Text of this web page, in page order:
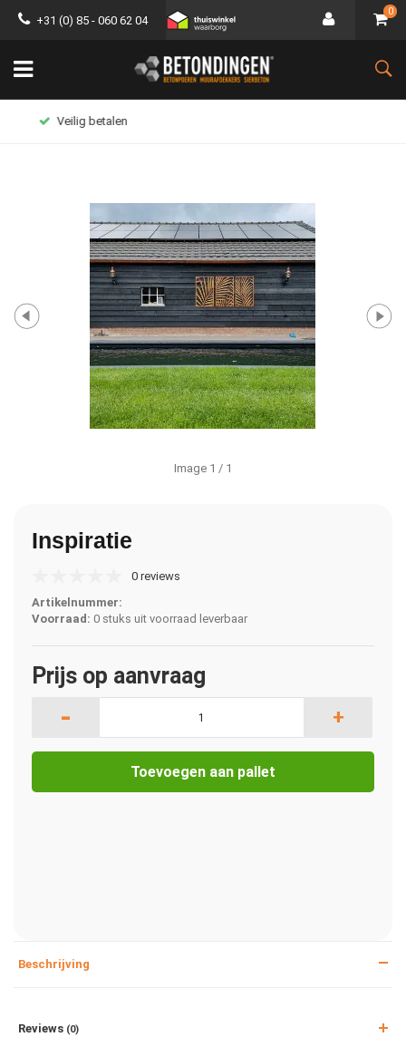
+31 (0) 85 - 060 62 04
0
Image 1 / 1
Inspiratie
0 reviews
Artikelnummer:
Voorraad: 0 stuks uit voorraad leverbaar
Prijs op aanvraag
- +
Toevoegen aan pallet
Beschrijving
Reviews (0)